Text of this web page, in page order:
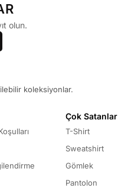
olun.
koleksiyonlar.
Çok Satanlar
T-Shirt
Sweatshirt
Gömlek
Pantolon